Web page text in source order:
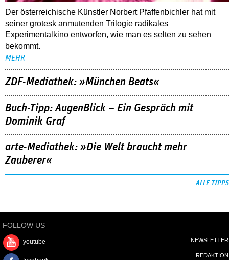
Der österreichische Künstler Norbert Pfaffenbichler hat mit
seiner grotesk anmutenden Trilogie radikales
Experimentalkino entworfen, wie man es selten zu sehen
bekommt.
MEHR
ZDF-Mediathek: »München Beats«
Buch-Tipp: AugenBlick – Ein Gespräch mit
Dominik Graf
arte-Mediathek: »Die Welt braucht mehr
Zauberer«
ALLE TIPPS
FOLLOW US
youtube NEWSLETTER
REDAKTION